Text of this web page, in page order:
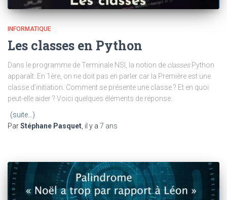
INFORMATIQUE
Les classes en Python
Dans le programme de Terminale NSI, la notion de classesPython
apparaît. En 1ère, on ne doit pas en parler car la Première est une
classe d’initiation. Comment se présente une classe ? Et en quoi
peut-elle aider ? Voici quelques éléments de réponse.
(suite…)
ParStéphane Pasquet, il y a 7 ans